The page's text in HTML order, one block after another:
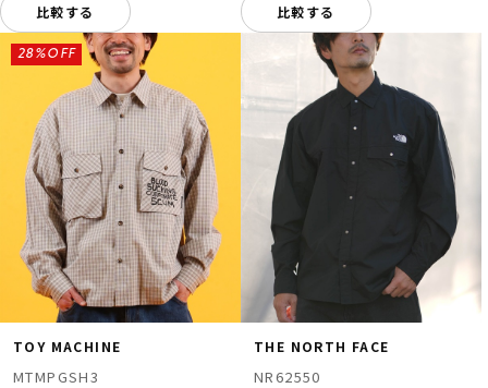
比較する 比較する
TOY MACHINE
MTMPGSH3
28%OFF
THE NORTH FACE
NR62550